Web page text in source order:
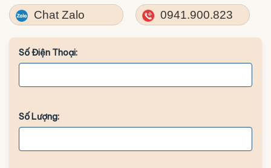
Chat Zalo 0941.900.823
Số Điện Thoại:
Số Lượng: